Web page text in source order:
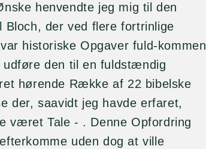
henvendte jeg mig til den
Bloch, der ved flere fortrinlige
historiske Opgaver fuld-kommen
den til en fuldstændig
hørende Række af 22 bibelske
der, saavidt jeg havde erfaret,
været Tale - . Denne Opfordring
uden dog at ville